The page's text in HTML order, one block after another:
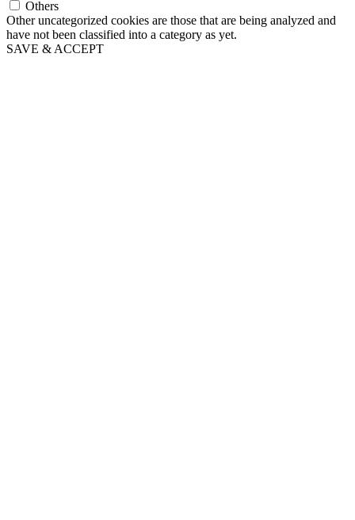
Others
Other uncategorized cookies are those that are being analyzed and
have not been classified into a category as yet.
SAVE & ACCEPT